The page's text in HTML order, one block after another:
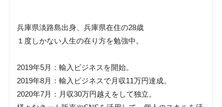
兵庫県淡路島出身、兵庫県在住の28歳
１度しかない人生の在り方を勉強中。
2019年5月：輸入ビジネスを開始。
2019年8月：輸入ビジネスで月収11万円達成。
2020年7月：月収30万円越えをして独立。